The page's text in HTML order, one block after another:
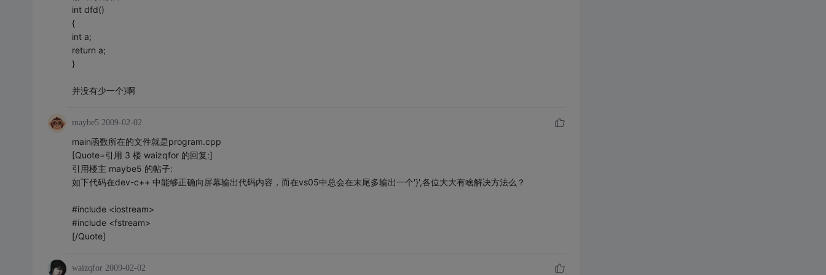
int dfd()
{
int a;
return a;
}
并没有少一个}啊
maybe5 2009-02-02
main函数所在的文件就是program.cpp
[Quote=引用 3 楼 waizqfor 的回复:]
引用楼主 maybe5 的帖子:
如下代码在dev-c++ 中能够正确向屏幕输出代码内容，而在vs05中总会在末尾多输出一个'}',各位大大有啥解决方法么？
#include <iostream>
#include <fstream>
[/Quote]
waizqfor 2009-02-02